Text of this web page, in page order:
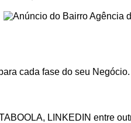
cada fase do seu Negócio.
LINKEDIN entre